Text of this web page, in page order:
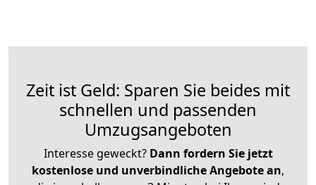
Zeit ist Geld: Sparen Sie beides mit
schnellen und passenden
Umzugsangeboten
Interesse geweckt? Dann fordern Sie jetzt
kostenlose und unverbindliche Angebote an,